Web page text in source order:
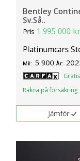
Bentley
Sv.Så..
Pris 1 995 000 kr
Platinumcars
Mil: 5 900 År:
Räkna på försäkring
Jämför